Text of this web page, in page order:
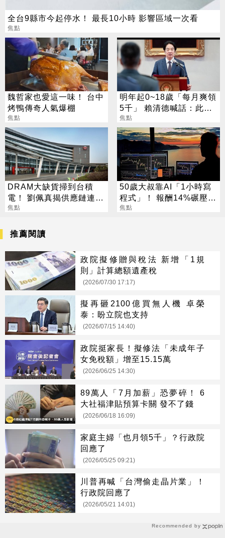
全台9縣市今起停水！ 最長10小時 影響區域一次看
焦點
魏哲家也愛這一味！ 台中
烤鴨傳奇人氣爆棚
焦點
明年起0~18歲「每月爽領
5千」 賴清德喊話：此時
不生待何時
焦點
DRAM大缺貨掃到台積
電！ 劉佩真揭供應鏈連鎖
效應
焦點
50歲大叔靠AI「1小時寫
程式」！ 報酬14%碾壓標
普 直接辭職去炒股
焦點
Recommended by
推薦閱讀
政院擬修贈與稅法 新增「1規
則」計算總額遺產稅
(2026/07/30 17:17)
擬再砸2100億買無人機 卓榮
泰：盼立院也支持
(2026/07/15 14:40)
政院挺家長！擬修法「未成年子
女免稅額」增至15.15萬
(2026/06/25 14:30)
89萬人「7月加薪」恐夢碎！ 6
大社福津貼預算卡關 發不了錢
(2026/06/18 16:09)
家庭主婦「也月領5千」？行政院
回應了
(2026/05/25 09:21)
川普再喊「台灣偷走晶片業」！
行政院回應了
(2026/05/21 14:01)